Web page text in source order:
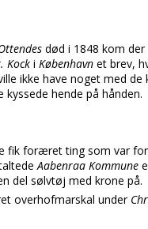
død i 1848 kom
Kock i København et brev,
ikke have noget med
hende på hånden.
fik foræret ting som var
Aabenraa Kommune
del sølvtøj med krone på.
overhofmarskal under